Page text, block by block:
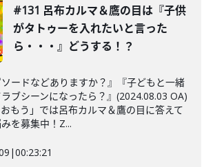
#131 呂布カルマ＆鷹の目は『子供
がタトゥーを入れたいと言った
ら・・・』どうする！？
ソードなどありますか？』『子どもと一緒
ブシーンになったら？』(2024.08.03 OA)
おもう」では呂布カルマ＆鷹の目に答えて
を募集中！Z...
|00:23:21